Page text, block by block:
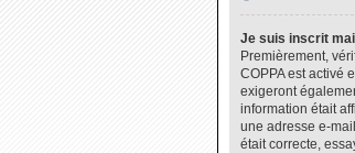
Je suis inscrit
Premièrement,
COPPA est activé
exigeront
information était
une adresse e-
était correcte,